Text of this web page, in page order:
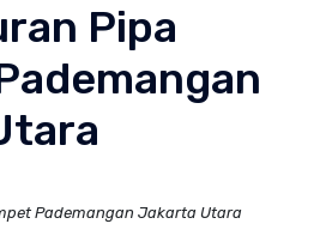
Pipa
Pademangan Jakarta Utara